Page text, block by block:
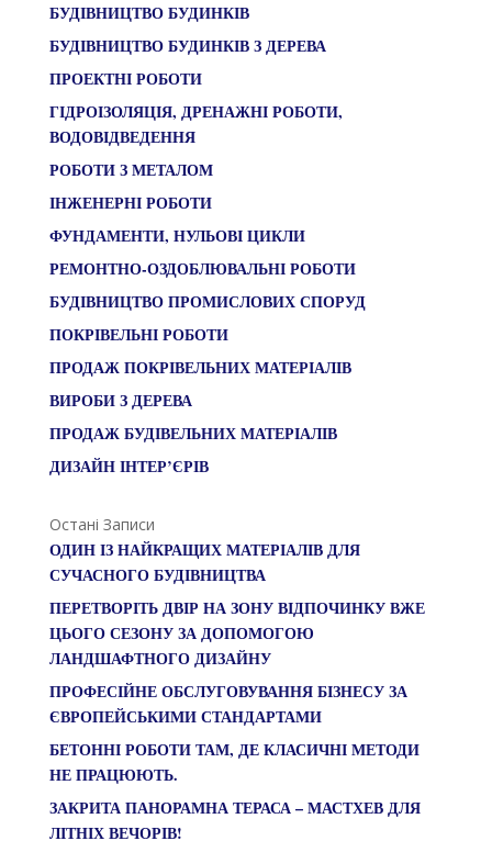
БУДІВНИЦТВО БУДИНКІВ
БУДІВНИЦТВО БУДИНКІВ З ДЕРЕВА
ПРОЕКТНІ РОБОТИ
ГІДРОІЗОЛЯЦІЯ, ДРЕНАЖНІ РОБОТИ,
ВОДОВІДВЕДЕННЯ
РОБОТИ З МЕТАЛОМ
ІНЖЕНЕРНІ РОБОТИ
ФУНДАМЕНТИ, НУЛЬОВІ ЦИКЛИ
РЕМОНТНО-ОЗДОБЛЮВАЛЬНІ РОБОТИ
БУДІВНИЦТВО ПРОМИСЛОВИХ СПОРУД
ПОКРІВЕЛЬНІ РОБОТИ
ПРОДАЖ ПОКРІВЕЛЬНИХ МАТЕРІАЛІВ
ВИРОБИ З ДЕРЕВА
ПРОДАЖ БУДІВЕЛЬНИХ МАТЕРІАЛІВ
ДИЗАЙН ІНТЕР’ЄРІВ
Остані Записи
ОДИН ІЗ НАЙКРАЩИХ МАТЕРІАЛІВ ДЛЯ
СУЧАСНОГО БУДІВНИЦТВА
ПЕРЕТВОРІТЬ ДВІР НА ЗОНУ ВІДПОЧИНКУ ВЖЕ
ЦЬОГО СЕЗОНУ ЗА ДОПОМОГОЮ
ЛАНДШАФТНОГО ДИЗАЙНУ
ПРОФЕСІЙНЕ ОБСЛУГОВУВАННЯ БІЗНЕСУ ЗА
ЄВРОПЕЙСЬКИМИ СТАНДАРТАМИ
БЕТОННІ РОБОТИ ТАМ, ДЕ КЛАСИЧНІ МЕТОДИ
НЕ ПРАЦЮЮТЬ.
ЗАКРИТА ПАНОРАМНА ТЕРАСА – МАСТХЕВ ДЛЯ
ЛІТНІХ ВЕЧОРІВ!